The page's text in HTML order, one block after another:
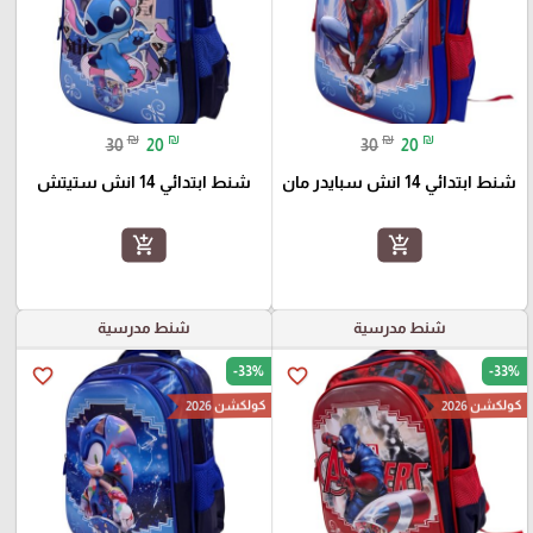
30 ₪ 20 ₪
شنط ابتدائي 14 انش سبايدر مان
add_shopping_cart
30 ₪ 20 ₪
شنط ابتدائي 14 انش ستيتش
add_shopping_cart
شنط مدرسية
favorite_border -33%
كولكشن 2026
شنط مدرسية
favorite_border -33%
كولكشن 2026